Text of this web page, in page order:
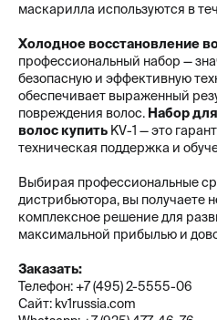
маскарилла используются в
Холодное восстановление
профессиональный набор —
безопасную и эффективную
обеспечивает выраженный
повреждения волос. Набор
волос купить KV-1 — это
техническая поддержка и
Выбирая профессиональные
дистрибьютора, вы получаете
комплексное решение для
максимальной прибылью и
Заказать:
Телефон: +7 (495) 2-5555-06
Сайт: kv1russia.com